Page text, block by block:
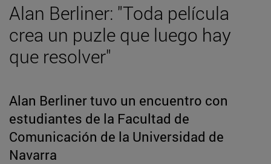
Alan Berliner: "Toda película
crea un puzle que luego hay
que resolver"
Alan Berliner tuvo un encuentro con
estudiantes de la Facultad de
Comunicación de la Universidad de
Navarra